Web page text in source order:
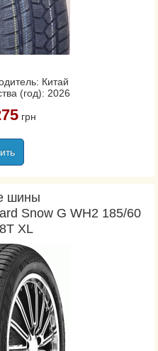
Китай
(год): 2026
грн
шины
Snow G WH2 185/60
XL